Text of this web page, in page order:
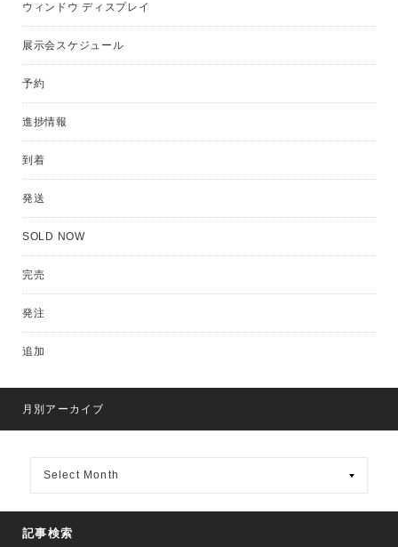
ウィンドウ ディスプレイ
展示会スケジュール
予約
進捗情報
到着
発送
SOLD NOW
完売
発注
追加
月別アーカイブ
ア
ー
カ
イ
記事検索